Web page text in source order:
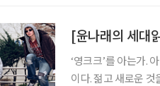
[윤나래의 세대
‘영크크’를 아는가.
이다. 젊고 새로운